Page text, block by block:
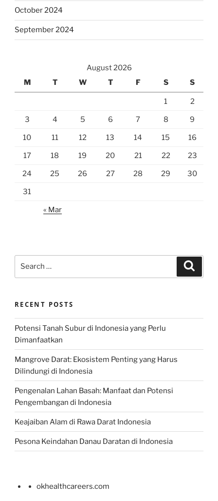
October 2024
September 2024
August 2026
M
T W T F S S
1 2
3 4 5 6 7 8 9
10 11 12 13 14 15 16
17 18 19 20 21 22 23
24 25 26 27 28 29 30
31
« Mar
RECENT POSTS
Potensi Tanah Subur di Indonesia yang Perlu
Dimanfaatkan
Mangrove Darat: Ekosistem Penting yang Harus
Dilindungi di Indonesia
Pengenalan Lahan Basah: Manfaat dan Potensi
Pengembangan di Indonesia
Keajaiban Alam di Rawa Darat Indonesia
Pesona Keindahan Danau Daratan di Indonesia
okhealthcareers.com